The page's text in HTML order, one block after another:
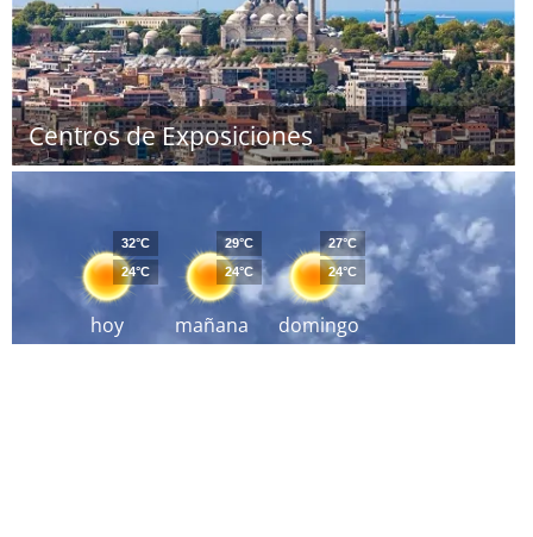
Centros de Exposiciones
hoy
32°C
24°C
mañana
29°C
24°C
domingo
27°C
24°C